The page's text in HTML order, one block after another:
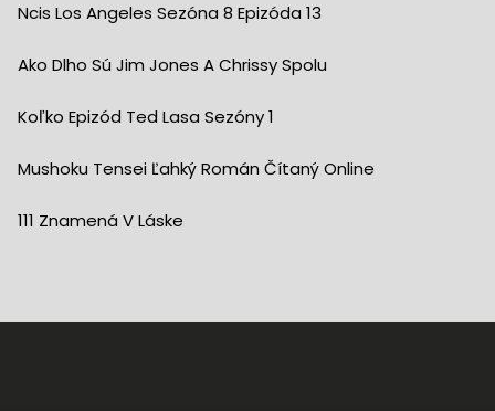
Ncis Los Angeles Sezóna 8 Epizóda 13
Ako Dlho Sú Jim Jones A Chrissy Spolu
Koľko Epizód Ted Lasa Sezóny 1
Mushoku Tensei Ľahký Román Čítaný Online
111 Znamená V Láske